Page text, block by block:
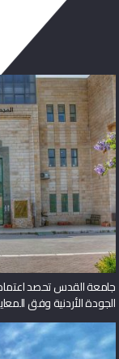
جامعة القدس تحصد
الجودة الأردنية وفق